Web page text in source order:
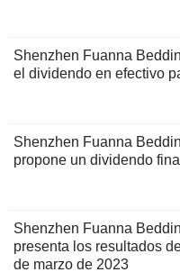
Shenzhen Fuanna
el dividendo en efectivo
Shenzhen Fuanna
propone un dividendo
Shenzhen Fuanna
presenta los resultados
de marzo de 2023